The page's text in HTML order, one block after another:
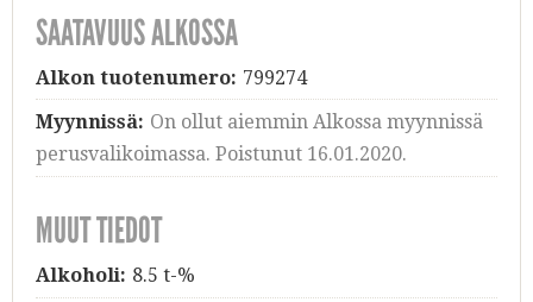
SAATAVUUS ALKOSSA
Alkon tuotenumero: 799274
Myynnissä: On ollut aiemmin Alkossa myynnissä
perusvalikoimassa. Poistunut 16.01.2020.
MUUT TIEDOT
Alkoholi: 8.5 t-%